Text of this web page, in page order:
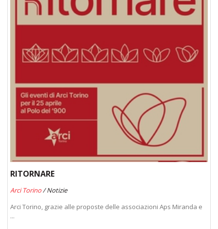
RITORNARE
Arci Torino/ Notizie
Arci Torino, grazie alle proposte delle associazioni Aps Miranda e
...